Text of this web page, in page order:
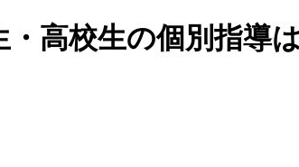
高校生の個別指導